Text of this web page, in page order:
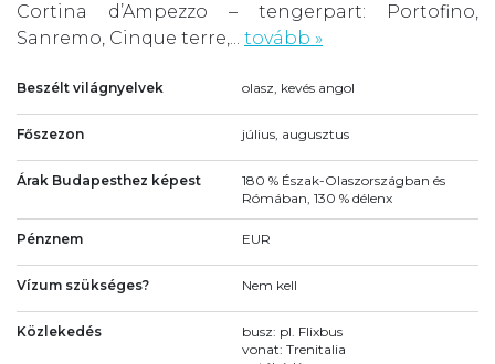
Cortina d’Ampezzo – tengerpart: Portofino,
Sanremo, Cinque terre,... tovább »
Beszélt világnyelvek olasz, kevés angol
Főszezon július, augusztus
Árak Budapesthez képest
180 % Észak-Olaszországban és
Rómában, 130 % délenx
Pénznem EUR
Vízum szükséges? Nem kell
Közlekedés
busz: pl. Flixbus
vonat: Trenitalia